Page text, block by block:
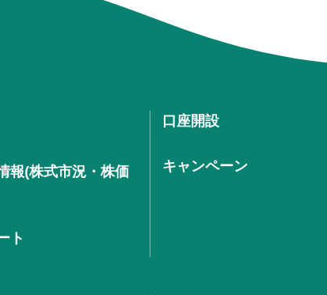
報(株式市況・株価
ト
口座開設
キャンペーン